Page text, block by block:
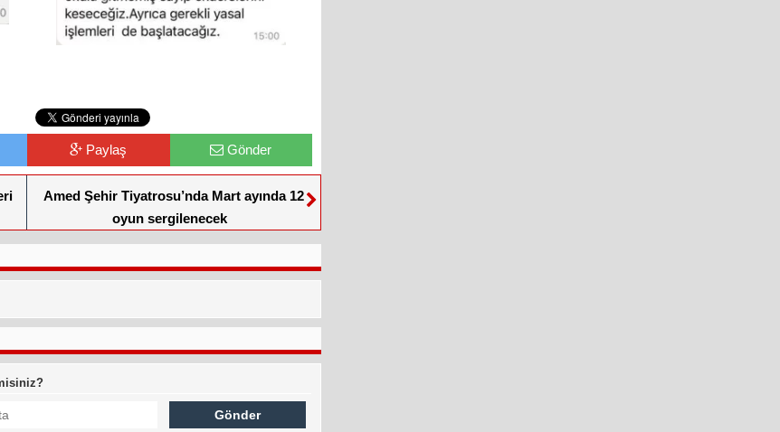
Paylaş Gönder
Amed Şehir Tiyatrosu’nda Mart ayında 12
oyun sergilenecek